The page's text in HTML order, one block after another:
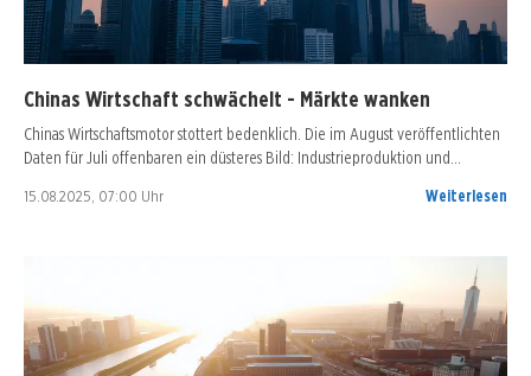
Chinas Wirtschaft schwächelt - Märkte wanken
Chinas Wirtschaftsmotor stottert bedenklich. Die im August veröffentlichten
Daten für Juli offenbaren ein düsteres Bild: Industrieproduktion und…
15.08.2025, 07:00 Uhr Weiterlesen